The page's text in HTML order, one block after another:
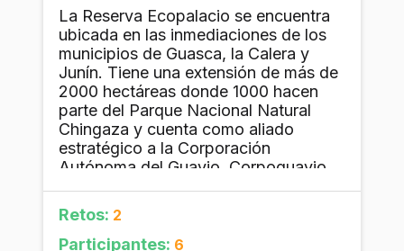
La Reserva Ecopalacio se encuentra
ubicada en las inmediaciones de los
municipios de Guasca, la Calera y
Junín. Tiene una extensión de más de
2000 hectáreas donde 1000 hacen
parte del Parque Nacional Natural
Chingaza y cuenta como aliado
estratégico a la Corporación
Autónoma del Guavio, Corpoguavio.
9 hermanos que cuenta con una
tradición y permanencia en el territorio
de casi 200 años. Debido a las
Retos: 2
Participantes: 6